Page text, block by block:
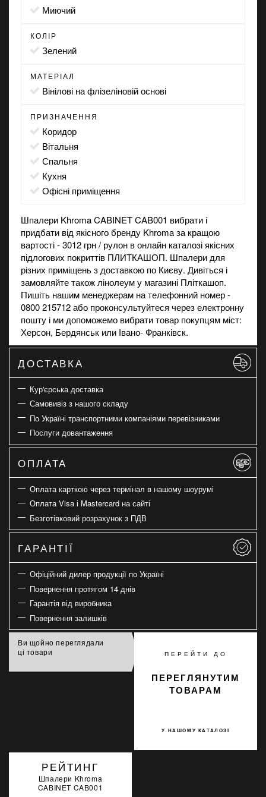
миючий
КОЛІР
зелений
МАТЕРІАЛ
вінілові на флізеліновій основі
ПРИЗНАЧЕННЯ
коридор
вітальня
спальня
кухня
офісні приміщення
Шпалери Khroma CABINET CAB001 вибрати і
придбати від якісного бренду Khroma за кращою
вартості - 3012 грн / рулон в онлайн каталозі якісних
підлогових покриттів ПЛИТКАШОП. Шпалери для
різних приміщень з доставкою по Києву. Дивіться і
замовляйте також лінолеуму магазині Пліткашоп.
Пишіть нашим менеджерам на телефонний номер -
0800 215712 або проконсультуйтеся через електронну
пошту і ми допоможемо вибрати товар покупцям міст:
Херсон, Бердянськ или Івано- Франківск.
ДОСТАВКА
Кур'єрська доставка
Самовивіз з нашого складу
По Україні транспортними компаніями перевізниками
Послуги довантаження
ОПЛАТА
Оплата карткою через термінал в нашому шоурумі
Оплата Visa і Mastercard на сайті
Безготівковий розрахунок з ПДВ
ГАРАНТІЇ
Офіційний дилер продукції по Україні
Повернення протягом 14 днів
Гарантія від виробника
Повернення залишків
Ви щойно переглядали
ці товари
ПЕРЕЙТИ ДО
У НАШОМУ КАТАЛОЗІ
ПЕРЕГЛЯНУТИМ
ТОВАРАМ
РЕЙТИНГ
Шпалери Khroma
CABINET CAB001